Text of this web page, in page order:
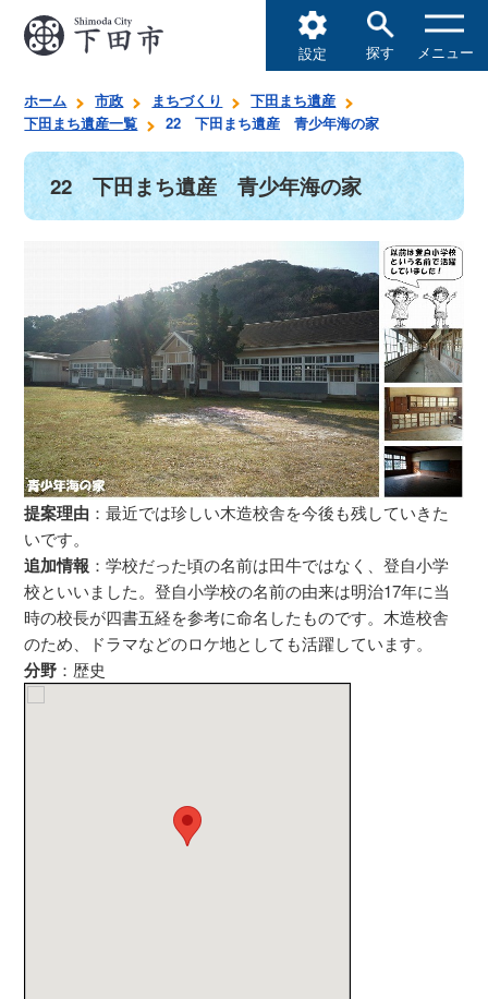
設定 探す メニュー
ホーム 市政 まちづくり
下田まち遺産
下田まち遺産一覧
22 下田まち遺産 青少年海の家
22 下田まち遺産 青少年海の家
提案理由 ：最近では珍しい木造校舎を今後も残していきた
いです。
追加情報 ：学校だった頃の名前は田牛ではなく、登自小学
校といいました。登自小学校の名前の由来は明治17年に当
時の校長が四書五経を参考に命名したものです。木造校舎
のため、ドラマなどのロケ地としても活躍しています。
分野 ：歴史